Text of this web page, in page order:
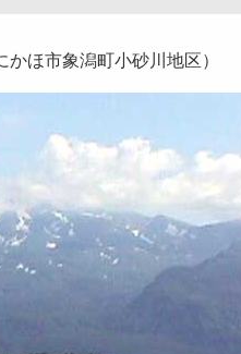
ほ市象潟町小砂川地区）